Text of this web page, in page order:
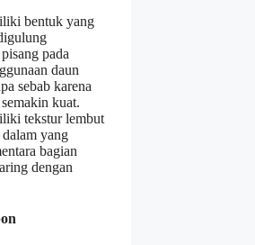
bentuk yang
pada
daun
sebab karena
kuat.
tekstur lembut
yang
bagian
dengan